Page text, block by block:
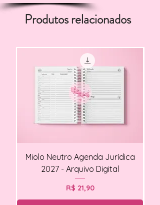
Produtos relacionados
Miolo Neutro Agenda Jurídica
2027 - Arquivo Digital
Preço
R$ 21,90